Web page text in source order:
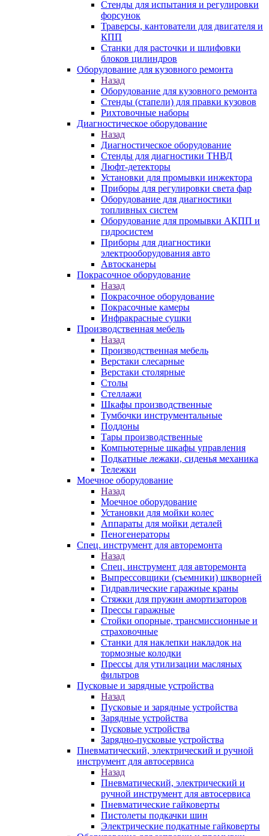
Стенды для испытания и регулировки
форсунок
Траверсы, кантователи для двигателя и
КПП
Станки для расточки и шлифовки
блоков цилиндров
Оборудование для кузовного ремонта
Назад
Оборудование для кузовного ремонта
Стенды (стапели) для правки кузовов
Рихтовочные наборы
Диагностическое оборудование
Назад
Диагностическое оборудование
Стенды для диагностики ТНВД
Люфт-детекторы
Установки для промывки инжектора
Приборы для регулировки света фар
Оборудование для диагностики
топливных систем
Оборудование для промывки АКПП и
гидросистем
Приборы для диагностики
электрооборудования авто
Автосканеры
Покрасочное оборудование
Назад
Покрасочное оборудование
Покрасочные камеры
Инфракрасные сушки
Производственная мебель
Назад
Производственная мебель
Верстаки слесарные
Верстаки столярные
Столы
Стеллажи
Шкафы производственные
Тумбочки инструментальные
Поддоны
Тары производственные
Компьютерные шкафы управления
Подкатные лежаки, сиденья механика
Тележки
Моечное оборудование
Назад
Моечное оборудование
Установки для мойки колес
Аппараты для мойки деталей
Пеногенераторы
Спец. инструмент для авторемонта
Назад
Спец. инструмент для авторемонта
Выпрессовщики (съемники) шкворней
Гидравлические гаражные краны
Стяжки для пружин амортизаторов
Прессы гаражные
Стойки опорные, трансмиссионные и
страховочные
Станки для наклепки накладок на
тормозные колодки
Прессы для утилизации масляных
фильтров
Пусковые и зарядные устройства
Назад
Пусковые и зарядные устройства
Зарядные устройства
Пусковые устройства
Зарядно-пусковые устройства
Пневматический, электрический и ручной
инструмент для автосервиса
Назад
Пневматический, электрический и
ручной инструмент для автосервиса
Пневматические гайковерты
Пистолеты подкачки шин
Электрические подкатные гайковерты